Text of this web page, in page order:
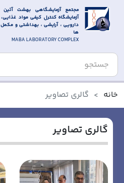
مجتمع آزمایشگاهی بهشت آئین
آزمایشگاه کنترل کیفی مواد غذایی،
دارویی ، آرایشی ، بهداشتی و مکمل
ها
MABA LABORATORY COMPLEX
خانه گالری تصاویر
گالری تصاویر